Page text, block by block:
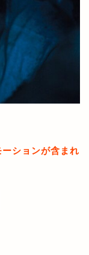
ションが含まれ